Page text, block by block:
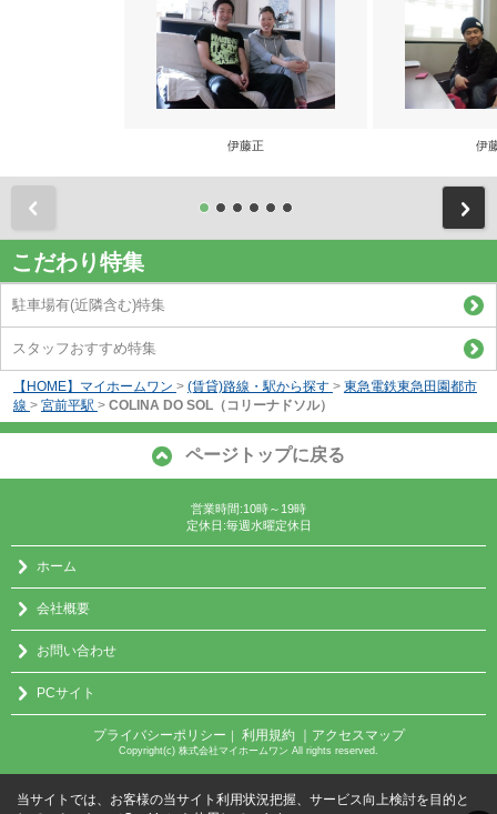
伊藤正 伊
こだわり特集
駐車場有(近隣含む)特集
スタッフおすすめ特集
【HOME】マイホームワン > (賃貸)路線・駅から探す > 東急電鉄東急田園都市
線 > 宮前平駅 > COLINA DO SOL（コリーナドソル）
ページトップに戻る
営業時間:10時～19時
定休日:毎週水曜定休日
ホーム
会社概要
お問い合わせ
PCサイト
プライバシーポリシー 利用規約 ｜アクセスマップ
Copyright(c) 株式会社マイホームワン All rights reserved.
当サイトでは、お客様の当サイト利用状況把握、サービス向上検討を目的と